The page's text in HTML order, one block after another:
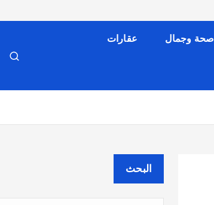
صحة وجمال عقارات
البحث